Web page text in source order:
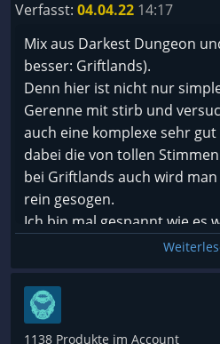
Verfasst: 04.04.22 14:17
Mix aus Darkest Dungeon
besser: Griftlands).
Denn hier ist nicht nur
Gerenne mit stirb und
auch eine komplexe sehr
dabei die von tollen
bei Griftlands auch wird
rein gesogen.
Ich bin mal gespannt wie es
Derzeit ist die Story
knackig. Hier und da sind ein
Balancing Probleme die
man kontinuierlich stärker
1138 Produkte im Account